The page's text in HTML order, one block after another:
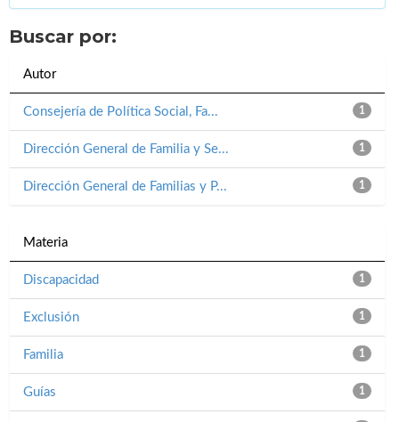
Buscar por:
Autor
1
Consejería de Política Social, Fa...
1
Dirección General de Familia y Se...
1
Dirección General de Familias y P...
Materia
1
Discapacidad
1
Exclusión
1
Familia
1
Guías